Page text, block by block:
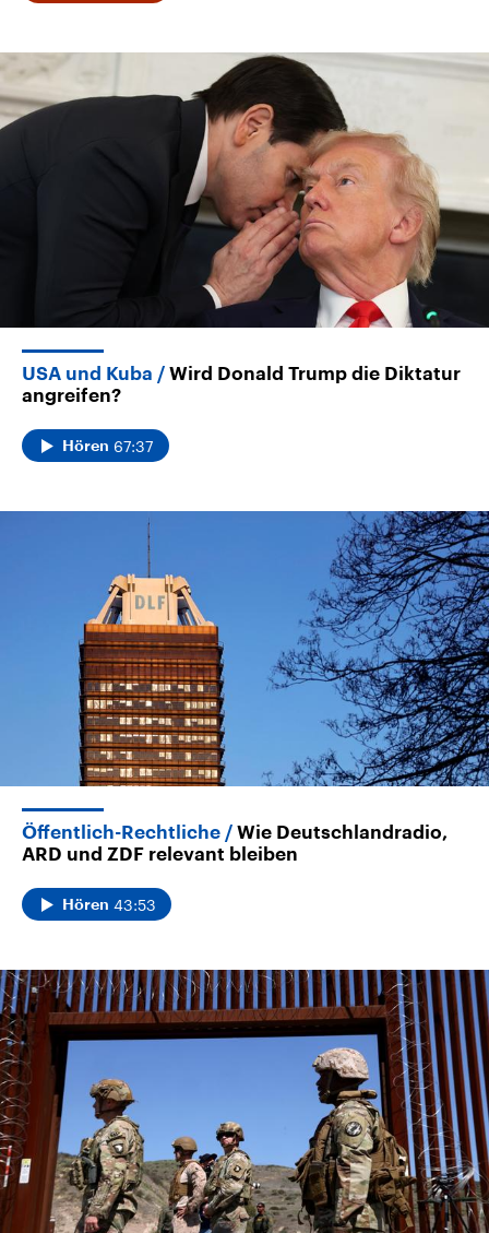
USA und Kuba
Wird Donald Trump die Diktatur
angreifen?
Hören 67:37
Öffentlich-Rechtliche
Wie Deutschlandradio,
ARD und ZDF relevant bleiben
Hören 43:53